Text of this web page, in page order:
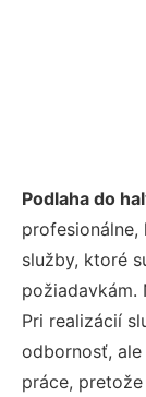
Podlaha do
služby, ktoré
požiadavkám.
Pri realizácií
odbornosť,
práce,